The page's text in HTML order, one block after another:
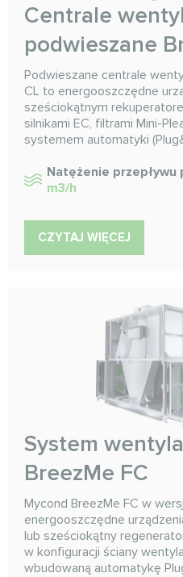
Centrale
podwieszane
Podwieszane centrale
CL to energooszczędne
sześciokątnym
silnikami EC, filtrami Mini-
systemem automatyki
Natężenie przepływu
m3/h
CZYTAJ WIĘCEJ
System
BreezMe FC
Mycond BreezMe FC w
energooszczędne
lub sześciokątny
w konfiguracji ściany
wbudowaną automatykę